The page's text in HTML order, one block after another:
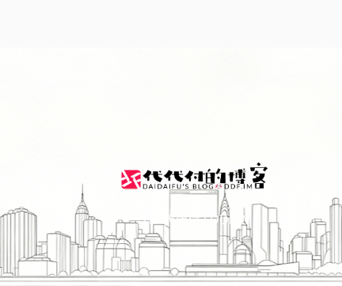
I'M 代代付 | DDF.IM